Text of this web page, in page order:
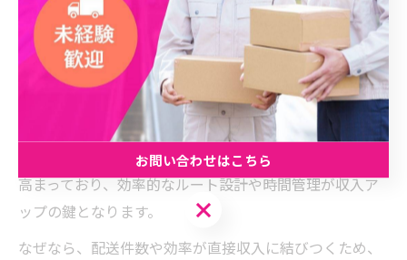
業界の戦略に注目
軽貨物で高収入を得るための戦略的思考法
軽貨物ビジネスで高収入を目指すには、まず地域ごとの
需要と供給バランスを的確に見極めることが重要です。
愛知県豊田市や名古屋市緑区は、個人宅への配送需要が
高まっており、効率的なルート設計や時間管理が収入ア
ップの鍵となります。
なぜなら、配送件数や効率が直接収入に結びつくため、
お問い合わせはこちら
お問い合わせはこちら